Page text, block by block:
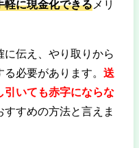
軽に現金化できるメリ
伝え、やり取りから
必要があります。 送
引いても赤字にならな
すめの方法と言えま